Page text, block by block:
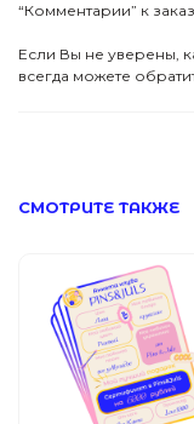
“Комментарии” к
Если Вы не уверены,
всегда можете
СМОТРИТЕ ТАКЖЕ
ПОМОЩЬ